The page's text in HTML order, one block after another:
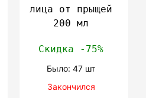
лица от прыщей
200 мл
Скидка -75%
Было: 47 шт
Закончился